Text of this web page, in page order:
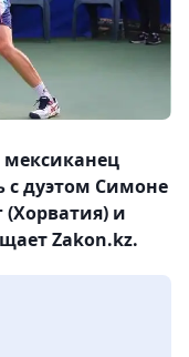
мексиканец
с дуэтом Симоне
и
Zakon.kz.